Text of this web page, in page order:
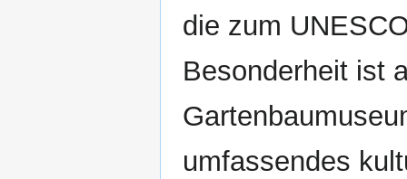
die zum
Besonderheit ist
umfassendes